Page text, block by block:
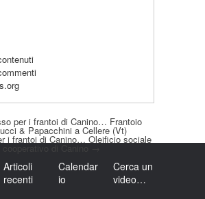
per i frantoi di Canino… Frantoio
& Papacchini a Cellere (Vt)
i frantoi di Canino… Oleificio sociale
Articoli
recenti
Calendar
io
Cerca un
video…